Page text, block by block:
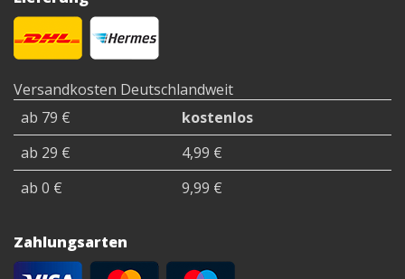
medizinische Geräte,
Sanitärprodukte,
Möbelstücke;
Gemeinsame
Konsumgüter;
Schreibwaren,
Schreibtischzubehör
usw.
Ausstattung eines 3D-
Druckers, es ist die
Versandkosten Deutschlandweit
ab 79 €
kostenlos
ab 29 €
4,99 €
ab 0 €
9,99 €
Zahlungsarten